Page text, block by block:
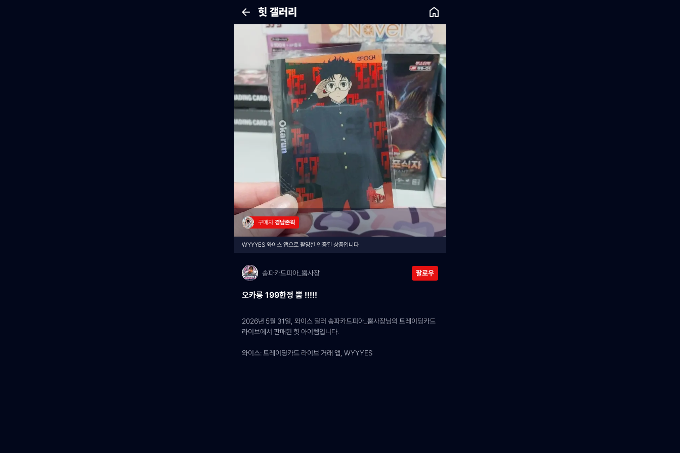
힛 갤러리
구매자 경남존윅
WYYYES 와이스 앱으로 촬영한 인증된 상품입니다
송파카드피아_뿜사장 팔로우
오카룽 199한정 뿜 !!!!!
2026년 5월 31일, 와이스 딜러 송파카드피아_뿜사장님의 트레이딩카드
라이브에서 판매된 힛 아이템입니다.
와이스: 트레이딩카드 라이브 거래 앱, WYYYES